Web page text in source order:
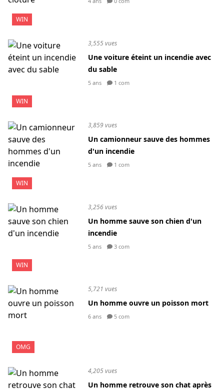
WIN
WIN
3,555 vues
Une voiture éteint un incendie avec
du sable
5 ans 1 com
WIN
3,859 vues
Un camionneur sauve des hommes
d'un incendie
5 ans 1 com
WIN
3,256 vues
Un homme sauve son chien d'un
incendie
5 ans 3 com
OMG
5,721 vues
Un homme ouvre un poisson mort
6 ans 5 com
4,205 vues
Un homme retrouve son chat après